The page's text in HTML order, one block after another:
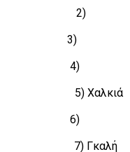
Αλεξ. 2)
3)
4)
5) Χαλκιά
6)
7) Γκαλή